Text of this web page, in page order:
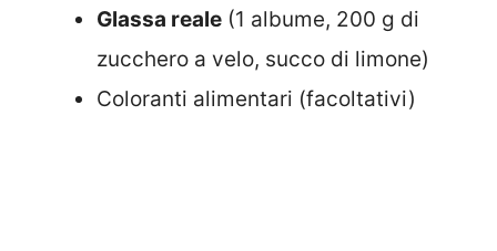
Glassa reale (1 albume, 200 g di
zucchero a velo, succo di limone)
Coloranti alimentari (facoltativi)